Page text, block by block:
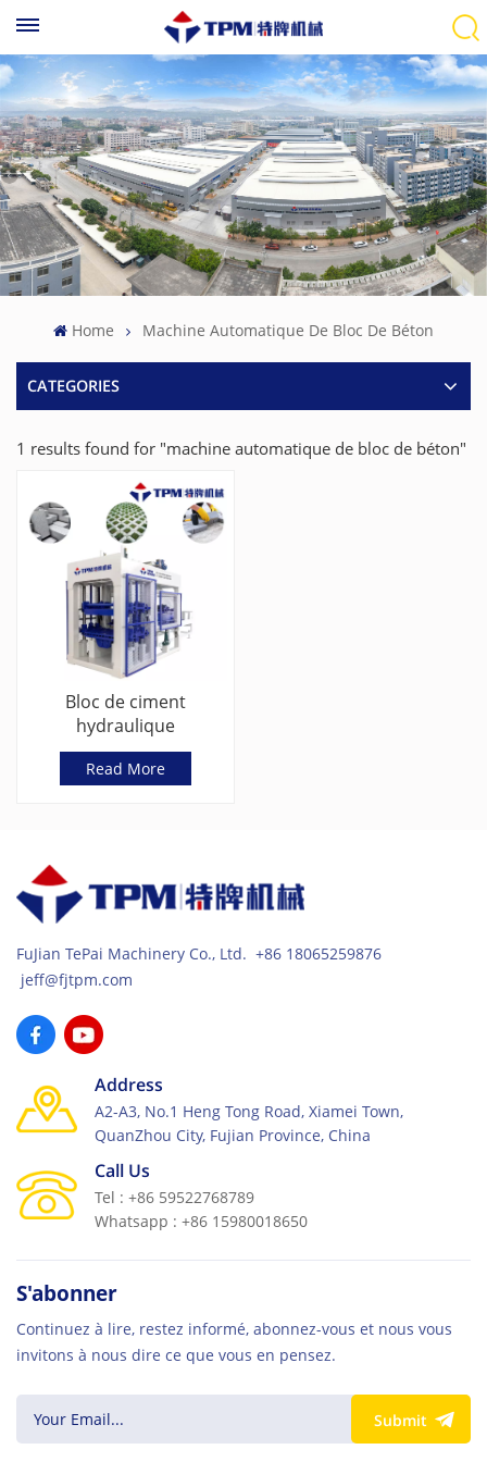
Home Machine Automatique De Bloc De Béton
CATEGORIES
1 results found for "machine automatique de bloc de béton"
Bloc de ciment
hydraulique
automatique à haute
pression/machine à
Read More
FuJian TePai Machinery Co., Ltd. +86 18065259876
jeff@fjtpm.com
Address
A2-A3, No.1 Heng Tong Road, Xiamei Town,
QuanZhou City, Fujian Province, China
Call Us
Tel : +86 59522768789
Whatsapp : +86 15980018650
S'abonner
Continuez à lire, restez informé, abonnez-vous et nous vous
invitons à nous dire ce que vous en pensez.
Submit